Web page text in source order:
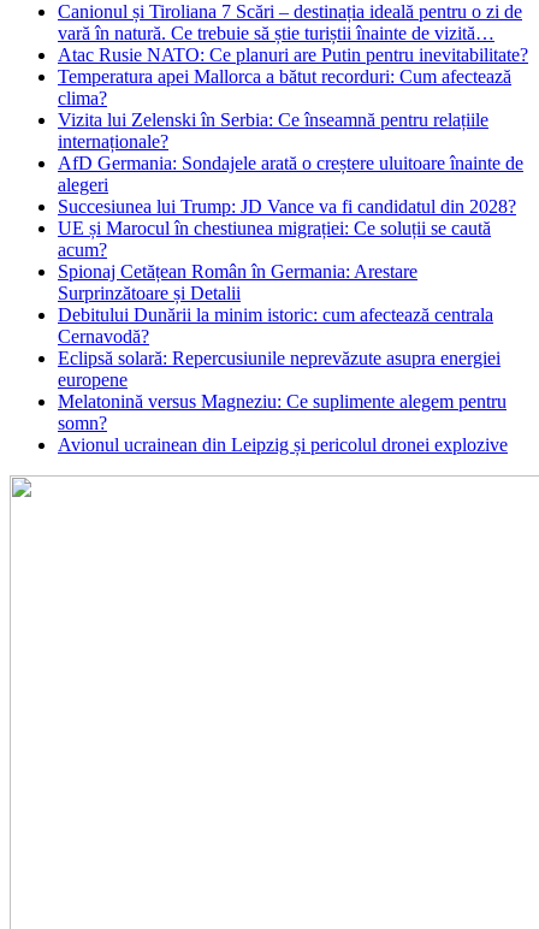
Canionul și Tiroliana 7 Scări – destinația ideală pentru o zi de
vară în natură. Ce trebuie să știe turiștii înainte de vizită…
Atac Rusie NATO: Ce planuri are Putin pentru inevitabilitate?
Temperatura apei Mallorca a bătut recorduri: Cum afectează
clima?
Vizita lui Zelenski în Serbia: Ce înseamnă pentru relațiile
internaționale?
AfD Germania: Sondajele arată o creștere uluitoare înainte de
alegeri
Succesiunea lui Trump: JD Vance va fi candidatul din 2028?
UE și Marocul în chestiunea migrației: Ce soluții se caută
acum?
Spionaj Cetățean Român în Germania: Arestare
Surprinzătoare și Detalii
Debitului Dunării la minim istoric: cum afectează centrala
Cernavodă?
Eclipsă solară: Repercusiunile neprevăzute asupra energiei
europene
Melatonină versus Magneziu: Ce suplimente alegem pentru
somn?
Avionul ucrainean din Leipzig și pericolul dronei explozive